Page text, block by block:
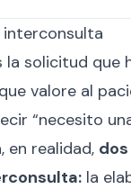
interconsulta
la solicitud que
valore al
“necesito
en realidad,
la